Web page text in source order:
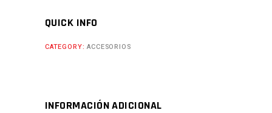
QUICK INFO
CATEGORY:ACCESORIOS
INFORMACIÓN ADICIONAL